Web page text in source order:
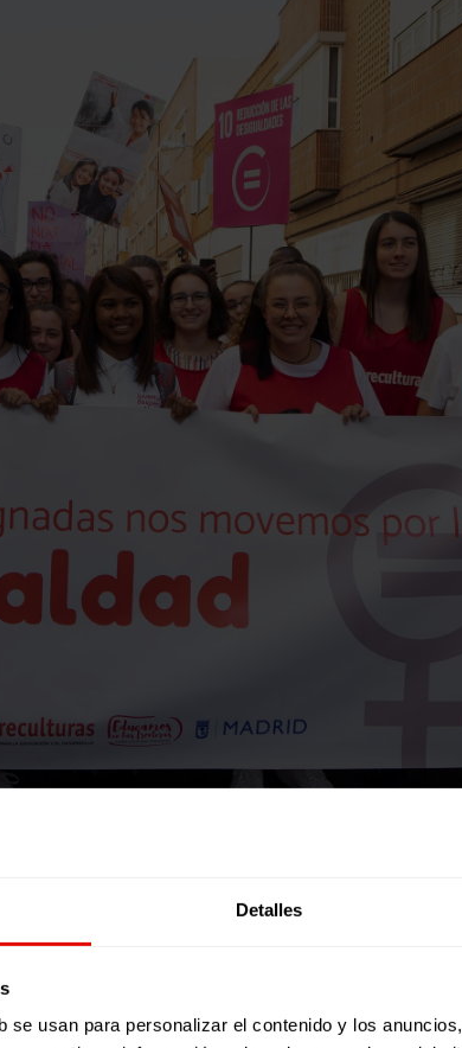
Detalles
se usan para personalizar el contenido y los
de 100 jóvenes integrantes de la Red Generación 21+ y
Con una marcha acompañada por actuaciones artísticas,
este año acoge Entreculturas,
reivindicando la necesidad de
trabajo conjunto entre jóvenes llegados de Colombia,
con la transformación social que trabaja en red
21+ es una respuesta de las juventudes de Fe y